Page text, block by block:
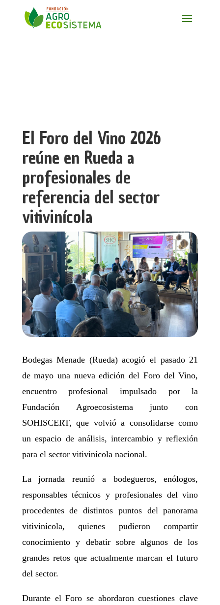
El Foro del Vino 2026
reúne en Rueda a
profesionales de
referencia del sector
vitivinícola
Bodegas Menade (Rueda) acogió el pasado 21
de mayo una nueva edición del Foro del Vino,
encuentro profesional impulsado por la
Fundación Agroecosistema junto con
SOHISCERT, que volvió a consolidarse como
un espacio de análisis, intercambio y reflexión
para el sector vitivinícola nacional.
La jornada reunió a bodegueros, enólogos,
responsables técnicos y profesionales del vino
procedentes de distintos puntos del panorama
vitivinícola, quienes pudieron compartir
conocimiento y debatir sobre algunos de los
grandes retos que actualmente marcan el futuro
del sector.
Durante el Foro se abordaron cuestiones clave